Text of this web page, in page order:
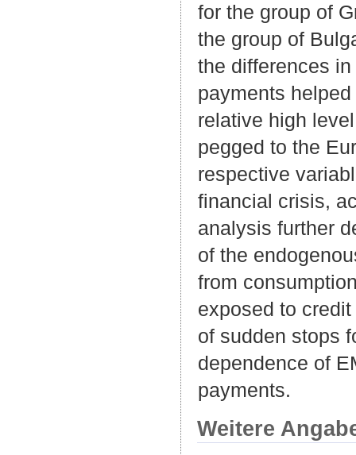
for the group of
the group of
the differences
payments
relative high
pegged to the
respective
financial crisis,
analysis further
of the
from
exposed to
of sudden stops
dependence of
payments.
Weitere